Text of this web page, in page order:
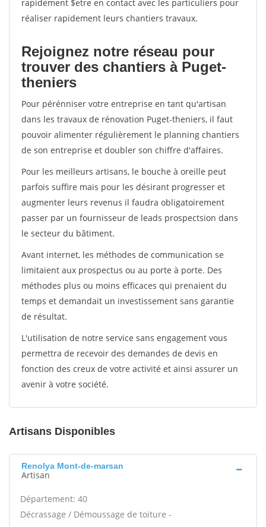
rapidement $etre en contact avec les particuliers pour
réaliser rapidement leurs chantiers travaux.
Rejoignez notre réseau pour
trouver des chantiers à Puget-
theniers
Pour pérénniser votre entreprise en tant qu'artisan
dans les travaux de rénovation Puget-theniers, il faut
pouvoir alimenter régulièrement le planning chantiers
de son entreprise et doubler son chiffre d'affaires.
Pour les meilleurs artisans, le bouche à oreille peut
parfois suffire mais pour les désirant progresser et
augmenter leurs revenus il faudra obligatoirement
passer par un fournisseur de leads prospectsion dans
le secteur du bâtiment.
Avant internet, les méthodes de communication se
limitaient aux prospectus ou au porte à porte. Des
méthodes plus ou moins efficaces qui prenaient du
temps et demandait un investissement sans garantie
de résultat.
L'utilisation de notre service sans engagement vous
permettra de recevoir des demandes de devis en
fonction des creux de votre activité et ainsi assurer un
avenir à votre société.
Artisans Disponibles
Renolya Mont-de-marsan
Artisan
Département: 40
Décrassage / Démoussage de toiture -